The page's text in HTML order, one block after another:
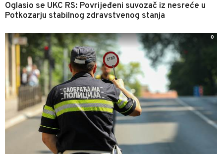
Oglasio se UKC RS: Povrijeđeni suvozač iz nesreće u
Potkozarju stabilnog zdravstvenog stanja
0